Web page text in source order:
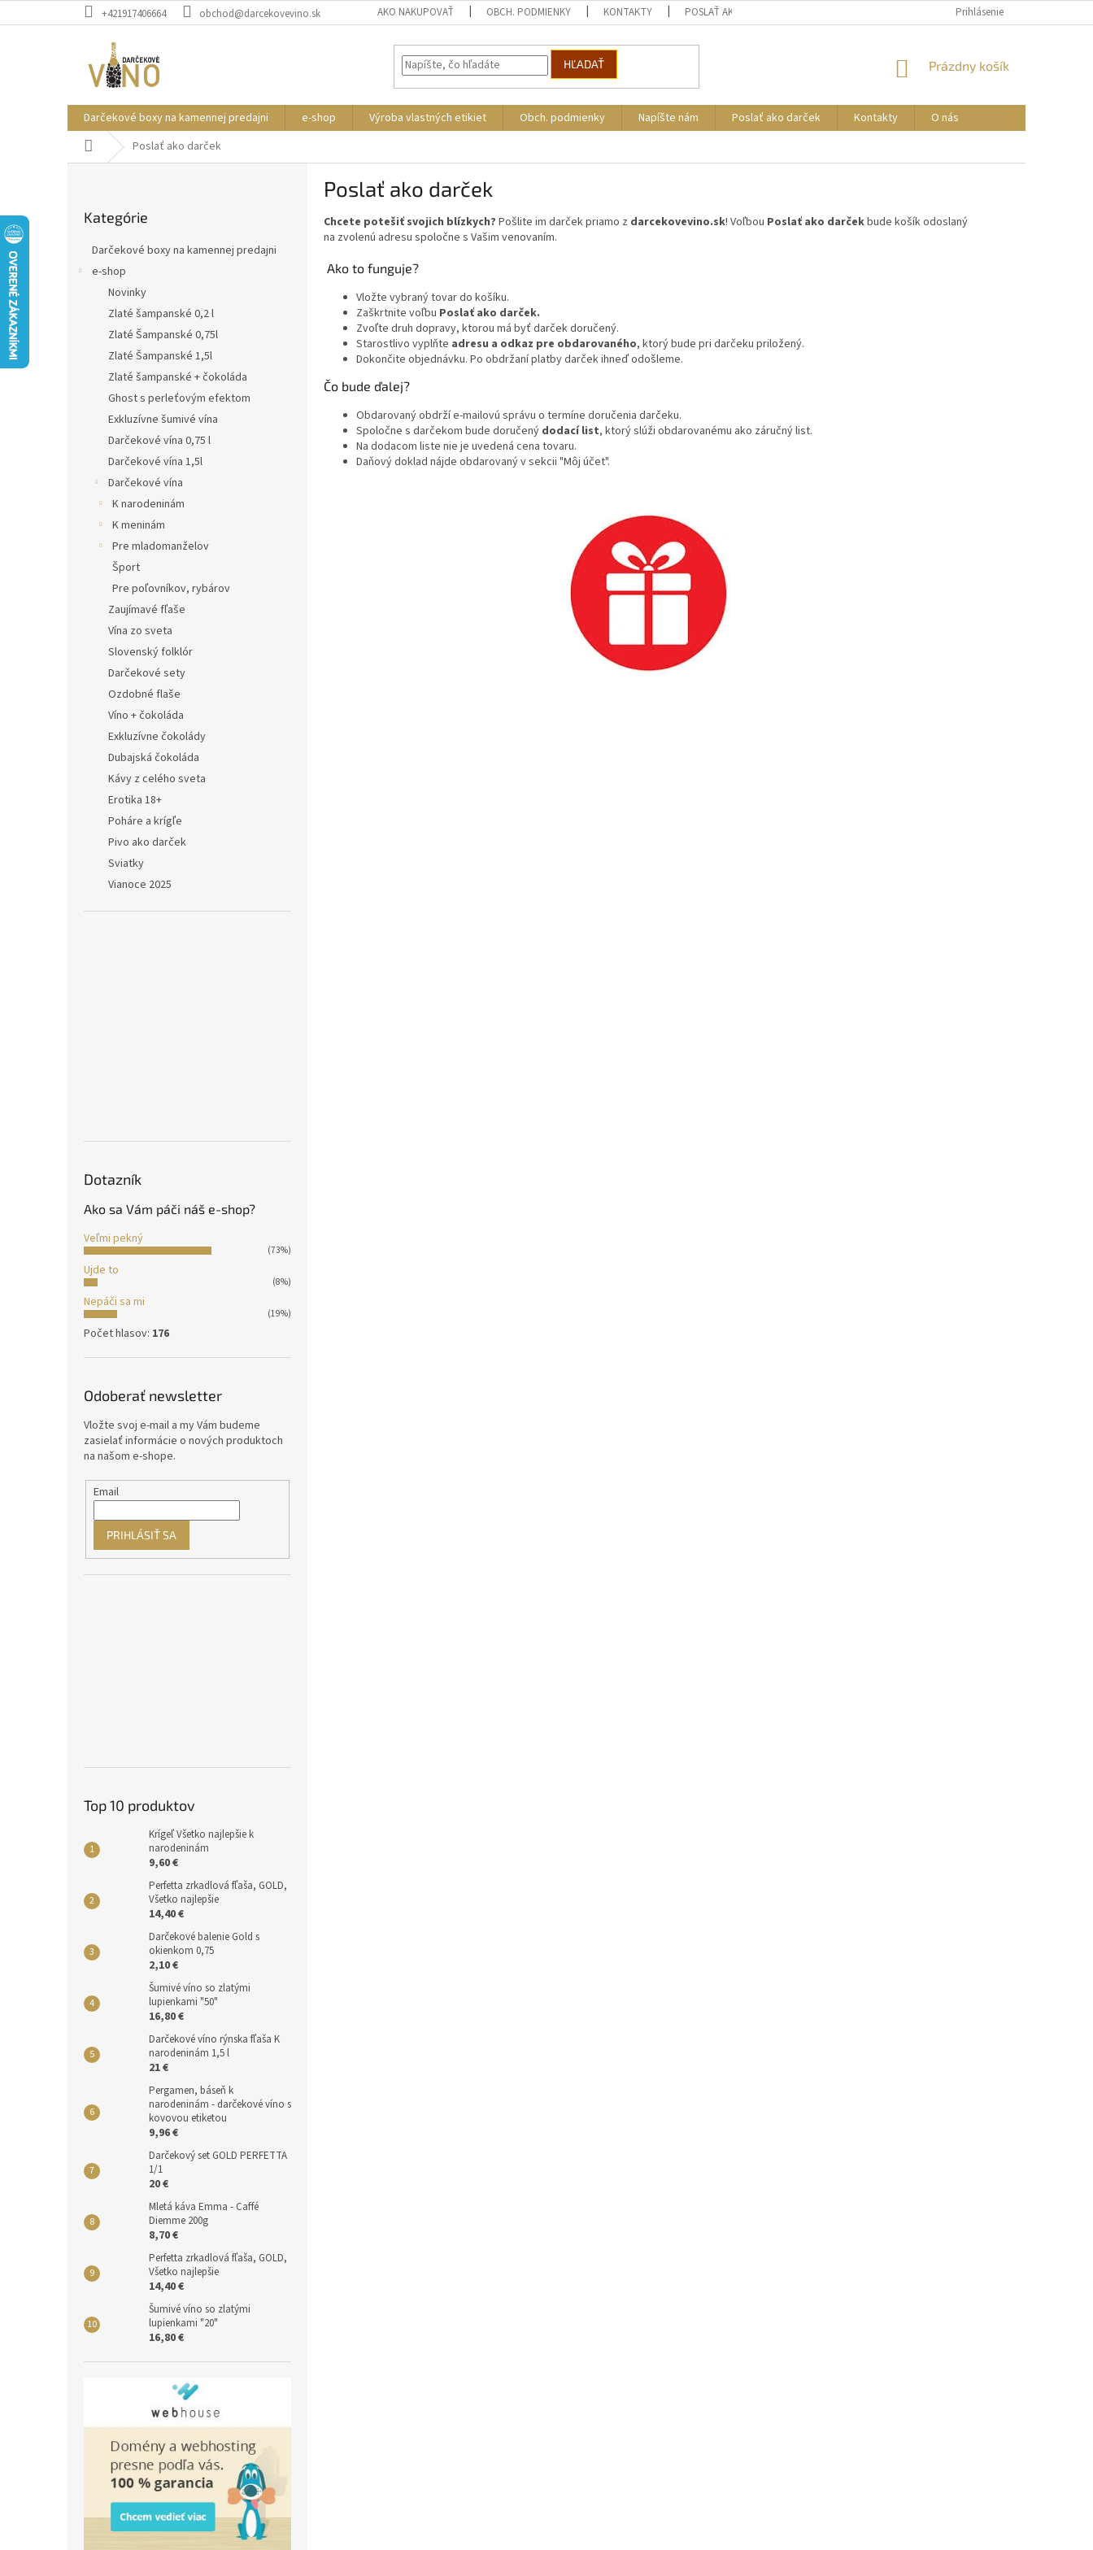
na
+421917406664 obchod@darcekovevino.sk AKO NAKUPOVAŤ OBCH. PODMIENKY KONTAKTY POSLAŤ AKO DARČEK Prihlásenie
HĽADAŤ
NÁKUPNÝ
Prázdny košík
Darčekové boxy na kamennej predajni e-shop Výroba vlastných etikiet Obch. podmienky Napíšte nám Poslať ako darček Kontakty
O nás
DomovPoslať ako darček
kategórie
Kategórie
Darčekové boxy na kamennej predajni
e-shop
Novinky
Zlaté šampanské 0,2 l
Zlaté Šampanské 0,75l
Zlaté Šampanské 1,5l
Zlaté šampanské + čokoláda
Ghost s perleťovým efektom
Exkluzívne šumivé vína
Darčekové vína 0,75 l
Darčekové vína 1,5l
Darčekové vína
K narodeninám
K meninám
Pre mladomanželov
Šport
Pre poľovníkov, rybárov
Zaujímavé fľaše
Vína zo sveta
Slovenský folklór
Darčekové sety
Ozdobné flaše
Víno + čokoláda
Exkluzívne čokolády
Dubajská čokoláda
Kávy z celého sveta
Erotika 18+
Poháre a krígľe
Pivo ako darček
Sviatky
Vianoce 2025
Dotazník
Ako sa Vám páči náš e-shop?
Veľmi pekný
(73%)
Ujde to
(8%)
Nepáči sa mi
(19%)
Počet hlasov: 176
Odoberať newsletter
Vložte svoj e-mail a my Vám budeme
zasielať informácie o nových produktoch
na našom e-shope.
Email
PRIHLÁSIŤ SA
Top 10 produktov
Krígeľ Všetko najlepšie k
narodeninám
9,60 €
Perfetta zrkadlová fľaša, GOLD,
Všetko najlepšie
14,40 €
Darčekové balenie Gold s
okienkom 0,75
2,10 €
Šumivé víno so zlatými
lupienkami "50"
16,80 €
Darčekové víno rýnska fľaša K
narodeninám 1,5 l
21 €
Pergamen, báseň k
narodeninám - darčekové víno s
kovovou etiketou
9,96 €
Darčekový set GOLD PERFETTA
1/1
20 €
Mletá káva Emma - Caffé
Diemme 200g
8,70 €
Perfetta zrkadlová fľaša, GOLD,
Všetko najlepšie
14,40 €
Šumivé víno so zlatými
lupienkami "20"
16,80 €
Poslať ako darček
Chcete potešiť svojich blízkych? Pošlite im darček priamo z darcekovevino.sk! Voľbou Poslať ako darčekbude košík odoslaný
na zvolenú adresu spoločne s Vašim venovaním.
Ako to funguje?
Vložte vybraný tovar do košíku.
Zaškrtnite voľbu Poslať ako darček.
Zvoľte druh dopravy, ktorou má byť darček doručený.
Starostlivo vyplňte adresu a odkaz pre obdarovaného, ktorý bude pri darčeku priložený.
Dokončite objednávku. Po obdržaní platby darček ihneď odošleme.
Čo bude ďalej?
Obdarovaný obdrží e-mailovú správu o termíne doručenia darčeku.
Spoločne s darčekom bude doručený dodací list, ktorý slúži obdarovanému ako záručný list.
Na dodacom liste nie je uvedená cena tovaru.
Daňový doklad nájde obdarovaný v sekcii "Môj účet".